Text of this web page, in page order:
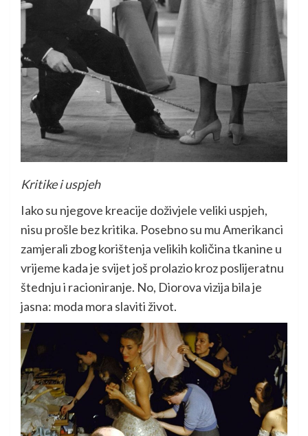
Kritike i uspjeh
Iako su njegove kreacije doživjele veliki uspjeh,
nisu prošle bez kritika. Posebno su mu Amerikanci
zamjerali zbog korištenja velikih količina tkanine u
vrijeme kada je svijet još prolazio kroz poslijeratnu
štednju i racioniranje. No, Diorova vizija bila je
jasna: moda mora slaviti život.